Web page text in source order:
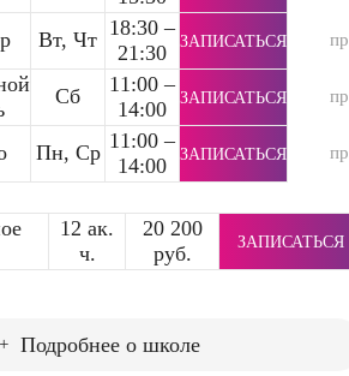
Вт, Чт 18:30 –
21:30
ЗАПИСАТЬСЯ
Сб
11:00 –
14:00
ЗАПИСАТЬСЯ
Пн, Ср 11:00 –
14:00
ЗАПИСАТЬСЯ
12 ак.
ч.
20 200
руб.
ЗАПИСАТЬСЯ
Подробнее о школе